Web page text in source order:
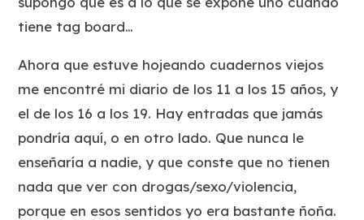
tiene tag board…
Ahora que estuve hojeando cuadernos viejos
me encontré mi diario de los 11 a los 15 años, y
el de los 16 a los 19. Hay entradas que jamás
pondría aquí, o en otro lado. Que nunca le
enseñaría a nadie, y que conste que no tienen
nada que ver con drogas/sexo/violencia,
porque en esos sentidos yo era bastante ñoña.